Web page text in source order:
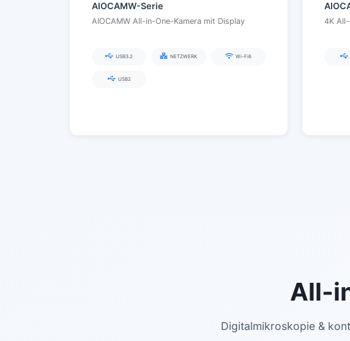
AIOCAMW-Serie
AIOCAMW All-in-One-Kamera mit Display
USB3.2 NETZWERK Wi-Fi6
USB2
4K
All-
Digitalmikroskopie &